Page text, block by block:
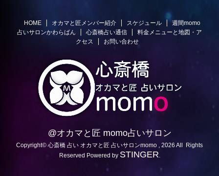
HOME オカマと匠メンバー紹介 スケジュール
週間momo
占いサロンかわらばん
心斎橋占い通信
料金メニューと地図・ア
クセス
お問い合わせ
@オカマと匠 momo占いサロン
Copyright© 心斎橋 占い オカマと匠 占いサロンmomo , 2026 All Rights
Reserved Powered by STINGER